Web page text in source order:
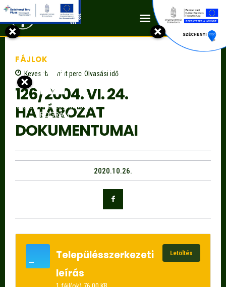
Kapcsolat
FÁJLOK
Kevesebb, mintperc Olvasási idő
126/2004. VI. 24.
HATÁROZAT
DOKUMENTUMAI
2020.10.26.
Településszerkezeti
leírás
Letöltés
×
×
×